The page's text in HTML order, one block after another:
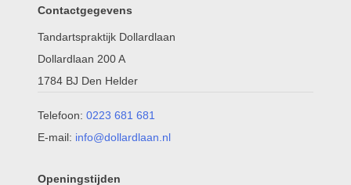
Contactgegevens
Tandartspraktijk Dollardlaan
Dollardlaan 200 A
1784 BJ Den Helder
Telefoon: 0223 681 681
E-mail: info@dollardlaan.nl
Openingstijden